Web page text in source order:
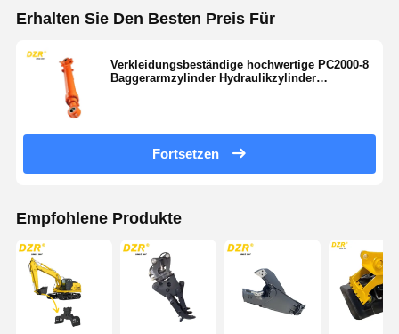
Erhalten Sie Den Besten Preis Für
Verkleidungsbeständige hochwertige PC2000-8
Baggerarmzylinder Hydraulikzylinder
Fortsetzen
Empfohlene Produkte